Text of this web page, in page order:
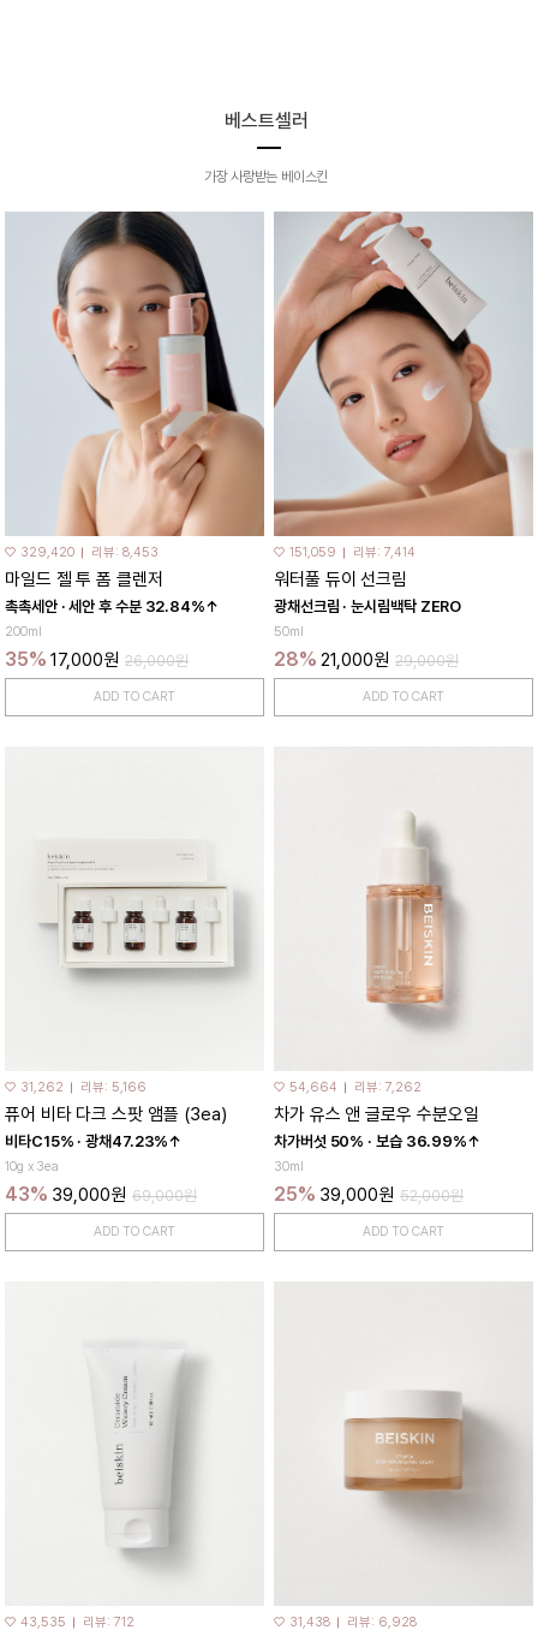
베스트셀러
가장 사랑받는 베이스킨
♡ 329,420 리뷰: 8,453
마일드 젤 투 폼 클렌저
촉촉세안 · 세안 후 수분 32.84%↑
200ml
35% 17,000원 26,000원
ADD TO CART
♡ 151,059 리뷰: 7,414
워터풀 듀이 선크림
광채선크림 · 눈시림백탁 ZERO
50ml
28% 21,000원 29,000원
ADD TO CART
♡ 31,262 리뷰: 5,166
퓨어 비타 다크 스팟 앰플 (3ea)
비타C15% · 광채47.23%↑
10g x 3ea
43% 39,000원 69,000원
ADD TO CART
♡ 54,664 리뷰: 7,262
차가 유스 앤 글로우 수분오일
차가버섯 50% · 보습 36.99%↑
30ml
25% 39,000원 52,000원
ADD TO CART
♡ 43,535 리뷰: 712 ♡ 31,438 리뷰: 6,928